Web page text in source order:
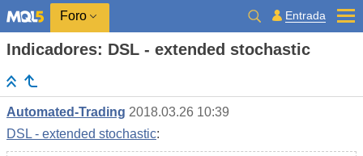
Foro Entrada
Indicadores: DSL - extended stochastic
Automated-Trading 2018.03.26 10:39
DSL - extended stochastic: